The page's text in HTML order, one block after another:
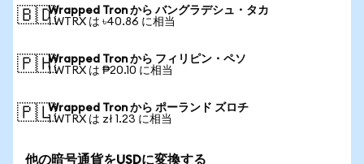
🇧🇩Wrapped Tron から バングラデシュ・タカ
1 WTRX は ৳40.86 に相当
🇵🇭Wrapped Tron から フィリピン・ペソ
1 WTRX は ₱20.10 に相当
🇵🇱Wrapped Tron から ポーランド ズロチ
1 WTRX は zł 1.23 に相当
他の暗号通貨をUSDに変換する